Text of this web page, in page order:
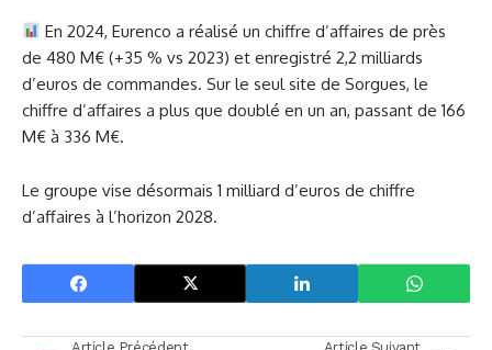
En 2024, Eurenco a réalisé un chiffre d’affaires de près
de 480 M€ (+35 % vs 2023) et enregistré 2,2 milliards
d’euros de commandes. Sur le seul site de Sorgues, le
chiffre d’affaires a plus que doublé en un an, passant de 166
M€ à 336 M€.
Le groupe vise désormais 1 milliard d’euros de chiffre
d’affaires à l’horizon 2028.
Article Précédent Article Suivant